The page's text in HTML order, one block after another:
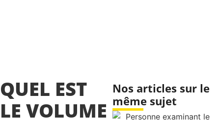
QUEL EST
LE VOLUME
Nos articles sur le
même sujet